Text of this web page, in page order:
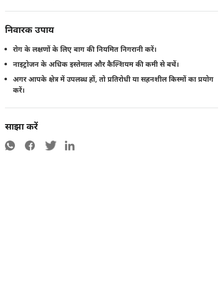
निवारक उपाय
रोग के लक्षणों के लिए बाग की नियमित निगरानी करें।
नाइट्रोजन के अधिक इस्तेमाल और कैल्शियम की कमी से बचें।
अगर आपके क्षेत्र में उपलब्ध हों, तो प्रतिरोधी या सहनशील किस्मों का प्रयोग
करें।
साझा करें